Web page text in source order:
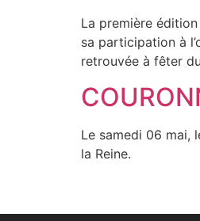
La première
sa participation à
retrouvée à fêter
Le samedi 06 mai,
la Reine.